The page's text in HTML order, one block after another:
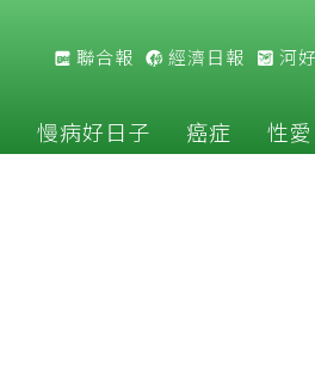
聯合報 經濟日報 河
慢病好日子 癌症 性愛